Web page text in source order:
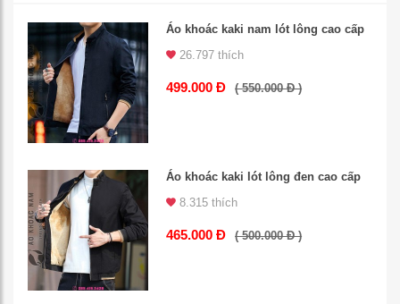
Áo khoác kaki nam lót lông cao cấp
26.797 thích
499.000 Đ ( 550.000 Đ )
Áo khoác kaki lót lông đen cao cấp
8.315 thích
465.000 Đ ( 500.000 Đ )